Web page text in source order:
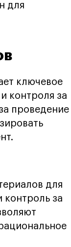
для
ключевое
контроля за
проведение
для
контроль за